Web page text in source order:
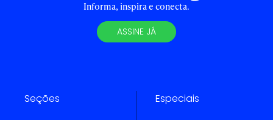
Informa, inspira e conecta.
ASSINE JÁ
Seções Especiais